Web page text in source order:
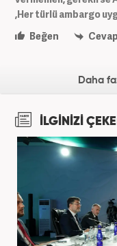
,Her türlü ambargo
Beğen
Daha
İLGİNİZİ